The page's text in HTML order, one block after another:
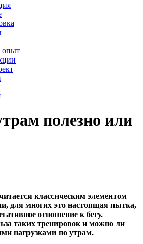
полезно или
классическим элементом
для многих это настоящая пытка,
отношение к бегу.
таких тренировок и можно ли
нагрузками по утрам.